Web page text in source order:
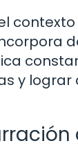
y lograr